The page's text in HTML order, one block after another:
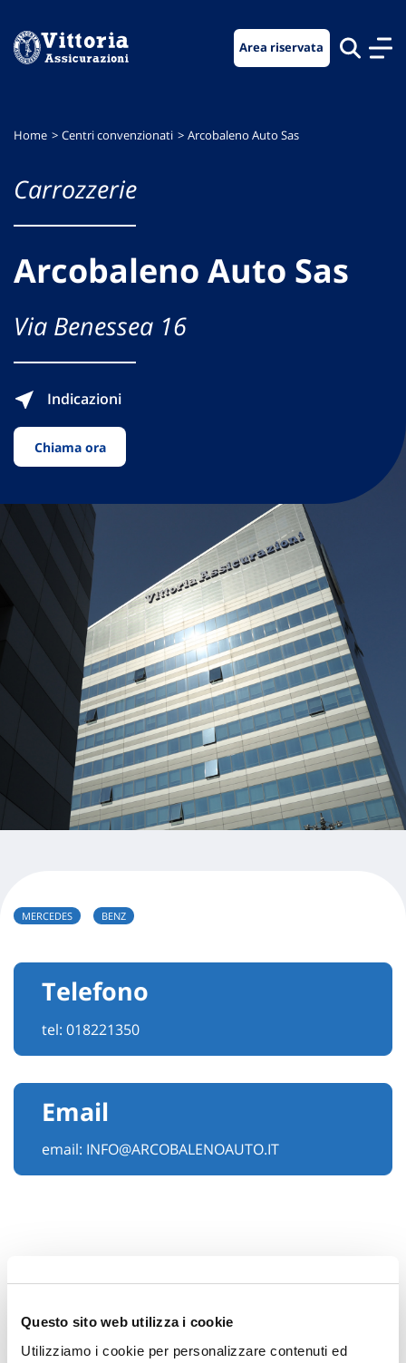
Questo sito web utilizza i cookie
Utilizziamo i cookie per personalizzare contenuti ed
menu
contenuto
footer
Area riservata
Home Centri convenzionati Arcobaleno Auto Sas
Carrozzerie
Arcobaleno Auto Sas
Via Benessea 16
Indicazioni
Chiama ora
MERCEDES BENZ
Telefono
tel: 018221350
Email
email: INFO@ARCOBALENOAUTO.IT